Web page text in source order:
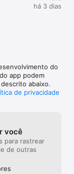
relevantes.
há 3 dias
do
app podem
abaixo.
de privacidade
você
para rastrear
de outras